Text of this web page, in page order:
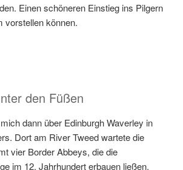
Einen schöneren Einstieg ins Pilgern
vorstellen können.
den Füßen
dann über Edinburgh Waverley in
Dort am River Tweed wartete die
vier Border Abbeys, die die
im 12. Jahrhundert erbauen ließen.